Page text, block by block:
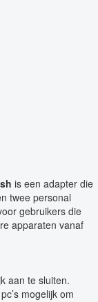
is een adapter die
twee personal
gebruikers die
apparaten vanaf
aan te sluiten.
mogelijk om